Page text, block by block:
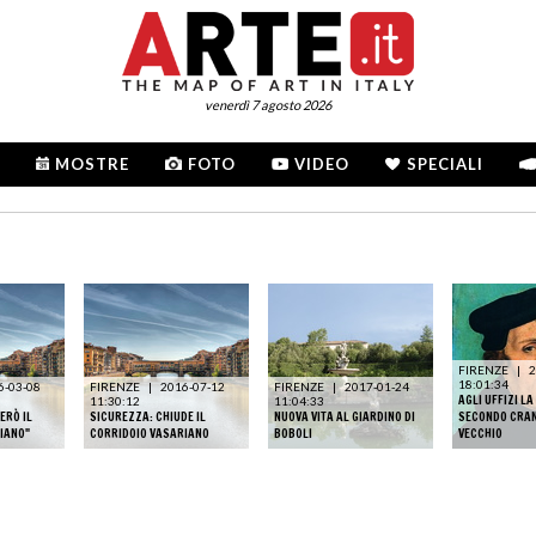
venerdì 7 agosto 2026
MOSTRE FOTO VIDEO SPECIALI
03-08
IL
FIRENZE |
2016-07-12
11:30:12
SICUREZZA: CHIUDE IL
CORRIDOIO VASARIANO
FIRENZE |
2017-01-24
11:04:33
NUOVA VITA AL GIARDINO DI
BOBOLI
FIRENZE |
18:01:34
AGLI UFFIZI
SECONDO
VECCHIO